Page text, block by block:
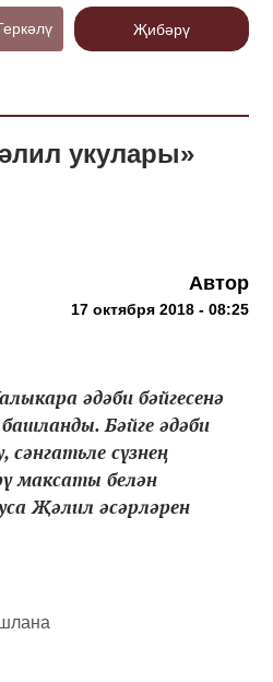
Җибәрү
укулары»
Автор
17 октября 2018 - 08:25
әдәби бәйгесенә
Бәйге әдәби
сәнгатьле сүзнең
максаты белән
Җәлил әсәрләрен